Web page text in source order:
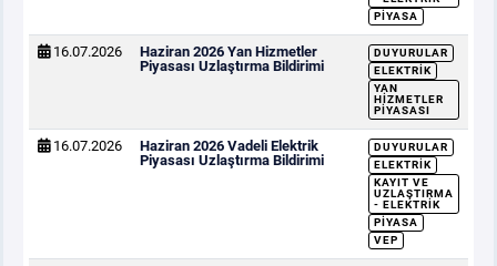
PIYASA
16.07.2026
Haziran 2026 Yan Hizmetler
Piyasası Uzlaştırma Bildirimi
DUYURULAR
ELEKTRIK
YAN
HIZMETLER
PIYASASI
16.07.2026
Haziran 2026 Vadeli Elektrik
Piyasası Uzlaştırma Bildirimi
DUYURULAR
ELEKTRIK
KAYIT VE
UZLAŞTIRMA
- ELEKTRIK
PIYASA
VEP